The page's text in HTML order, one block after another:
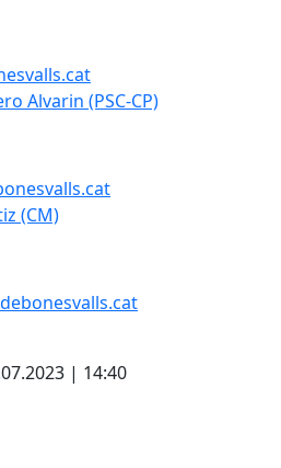
Alvarin (PSC-CP)
Alvarin (PSC-CP)
(CM)
(CM)
| 14:40